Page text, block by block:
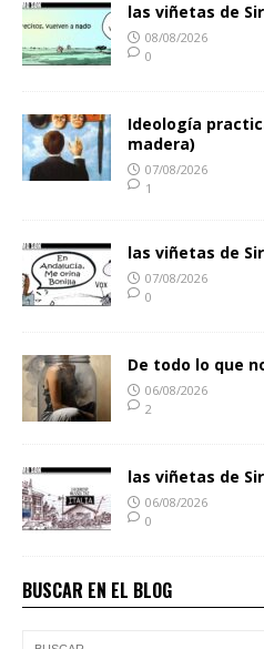
las viñetas de
08/08/2026
0
Ideología
madera)
07/08/2026
1
las viñetas de
07/08/2026
0
De todo lo que
06/08/2026
2
las viñetas de
06/08/2026
0
BUSCAR EN EL BLOG